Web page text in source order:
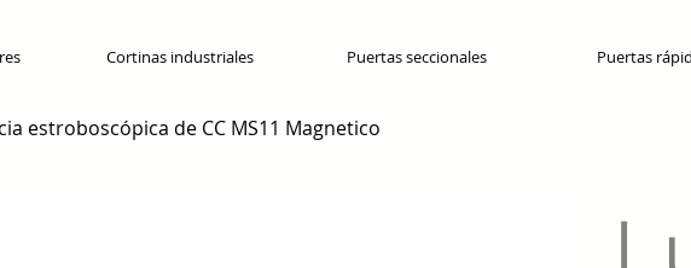
Cortinas industriales Puertas seccionales Puertas
estroboscópica de CC MS11 Magnetico